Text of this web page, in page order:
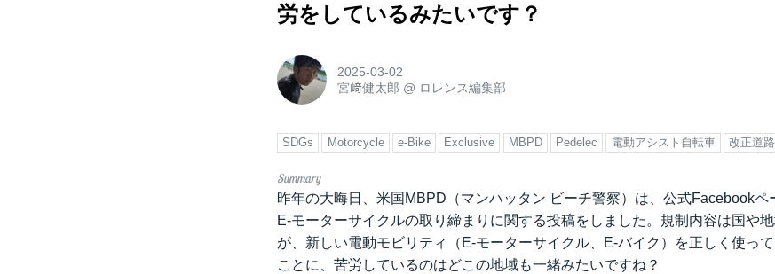
労をしているみたいです？
2025-03-02
宮﨑健太郎 @ ロレンス編集部
SDGs Motorcycle e-Bike Exclusive MBPD Pedelec 電動アシスト自転車 改正道
昨年の大晦日、米国MBPD（マンハッタン ビーチ警察）は、公式Facebookペ
E-モーターサイクルの取り締まりに関する投稿をしました。規制内容は国や
が、新しい電動モビリティ（E-モーターサイクル、E-バイク）を正しく使っ
ことに、苦労しているのはどこの地域も一緒みたいですね？